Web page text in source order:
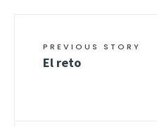
PREVIOUS STORY
El reto